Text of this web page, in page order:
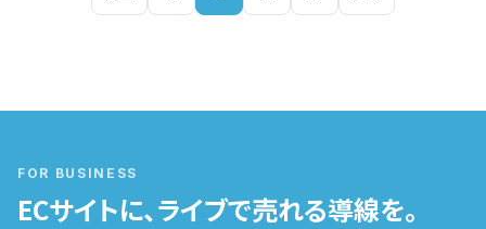
FOR BUSINESS
ECサイトに、ライブで売れる導線を。